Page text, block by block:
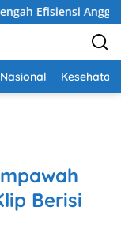
Anggaran
Nasional Kesehatan
Berisi